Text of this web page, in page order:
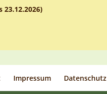
23.12.2026)
Impressum Datenschutz